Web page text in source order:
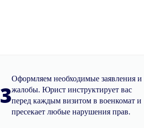
3
Оформляем необходимые заявления и
жалобы. Юрист инструктирует вас
перед каждым визитом в военкомат и
пресекает любые нарушения прав.